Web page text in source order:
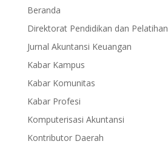
Beranda
Direktorat Pendidikan dan Pelatihan
Jurnal Akuntansi Keuangan
Kabar Kampus
Kabar Komunitas
Kabar Profesi
Komputerisasi Akuntansi
Kontributor Daerah